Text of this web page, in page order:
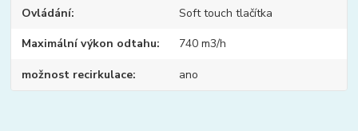
Ovládání Soft touch tlačítka
Maximální výkon odtahu 740 m3/h
možnost recirkulace ano